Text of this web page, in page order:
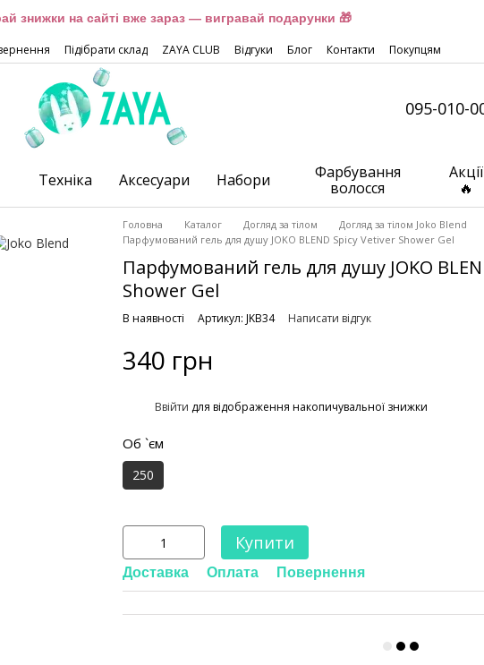
знижки на сайті вже зараз — вигравай подарунки 🎁
Підібрати склад ZAYA CLUB Відгуки Блог Контакти Покупцям
095-010-
Техніка Аксесуари Набори
Фарбування
волосся
Акції
🔥
Головна Каталог Догляд за тілом
Догляд за тілом Joko Blend
Парфумований гель для душу JOKO BLEND Spicy Vetiver Shower Gel
Парфумований гель для душу JOKO
Shower Gel
В наявності Артикул: JKB34 Написати відгук
340 грн
Ввійти для відображення накопичувальної знижки
Об `єм
250
Купити
Доставка Оплата Повернення